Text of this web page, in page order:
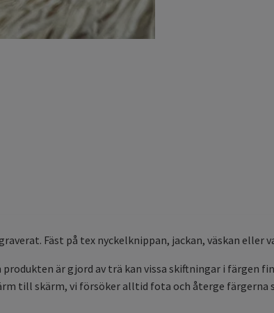
Fäst på tex nyckelknippan, jackan, väskan eller
är gjord av trä kan vissa skiftningar i färgen
till skärm, vi försöker alltid fota och återge färgerna